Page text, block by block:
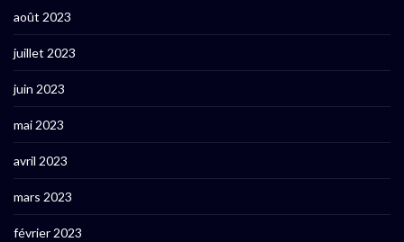
août 2023
juillet 2023
juin 2023
mai 2023
avril 2023
mars 2023
février 2023